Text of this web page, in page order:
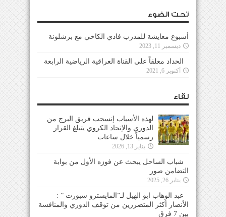
تحت الضوء
أسبوع معايشة للمدرب فادي الكاخي مع برشلونة
ديسمبر 11, 2023
الحداد معلقاً على القناة العراقية الرياضية الرابعة
أكتوبر 6, 2021
لقاء
لهذه الأسباب إنسحب فريق البرج من
الدوري والإتحاد الكروي يتبلغ القرار
رسمياً خلال ساعات
يناير 13, 2026
شباب الساحل يبحث عن فوزه الأول من بوابة
التضامن صور
يناير 26, 2025
عبد الوهاب ابو الهيل لـ”المايسترو سبورت ” :
الأنصار أكثر المتضررين من توقف الدوري والمنافسة
بين 7 فرق